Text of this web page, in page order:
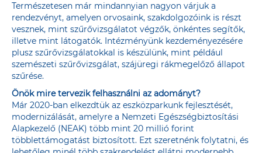
Természetesen már mindannyian nagyon várjuk a
rendezvényt, amelyen orvosaink, szakdolgozóink is részt
vesznek, mint szűrővizsgálatot végzők, önkéntes segítők,
illetve mint látogatók. Intézményünk kezdeményezésére
plusz szűrővizsgálatokkal is készülünk, mint például
szemészeti szűrővizsgálat, szájüregi rákmegelőző állapot
szűrése.
Önök mire tervezik felhasználni az adományt?
Már 2020-ban elkezdtük az eszközparkunk fejlesztését,
modernizálását, amelyre a Nemzeti Egészségbiztosítási
Alapkezelő (NEAK) több mint 20 millió forint
többlettámogatást biztosított. Ezt szeretnénk folytatni, és